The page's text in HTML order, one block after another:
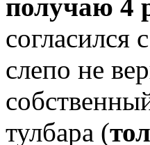
получаю 4
согласился
слепо не
тулбара (